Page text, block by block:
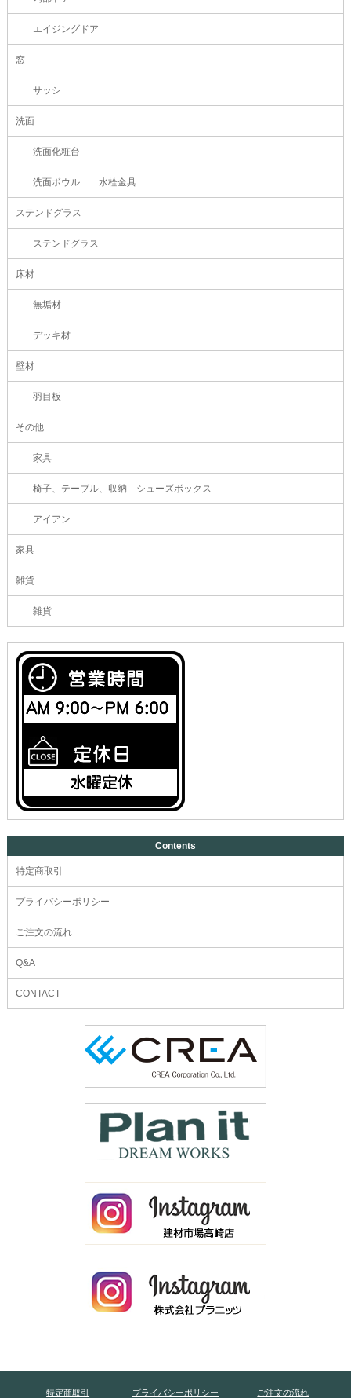
エイジングドア
窓
サッシ
洗面
洗面化粧台
洗面ボウル 水栓金具
ステンドグラス
ステンドグラス
床材
無垢材
デッキ材
壁材
羽目板
その他
家具
椅子、テーブル、収納 シューズボックス
アイアン
家具
雑貨
雑貨
Contents
特定商取引
プライバシーポリシー
ご注文の流れ
Q&A
CONTACT
特定商取引 プライバシーポリシー ご注文の流れ